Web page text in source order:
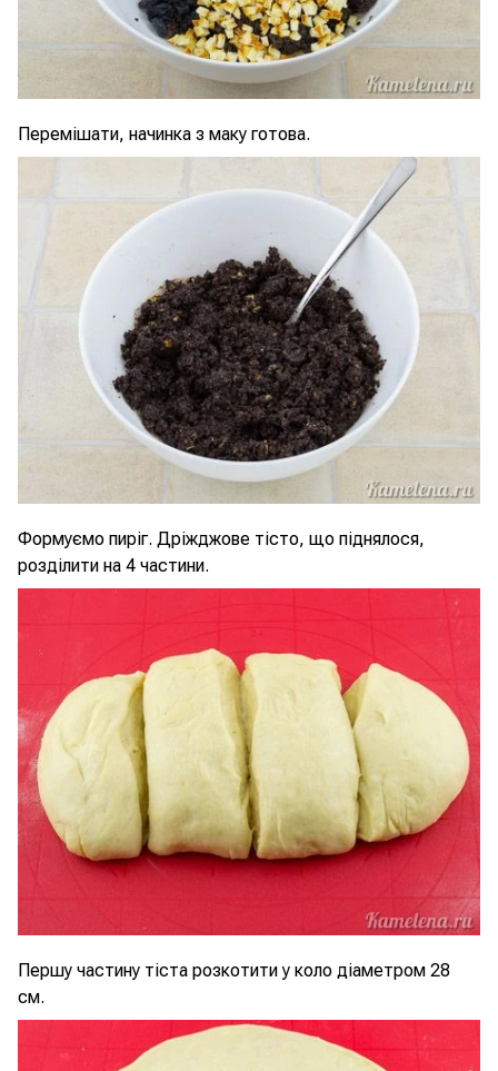
Перемішати, начинка з маку готова.
Формуємо пиріг. Дріжджове тісто, що піднялося,
розділити на 4 частини.
Першу частину тіста розкотити у коло діаметром 28
см.